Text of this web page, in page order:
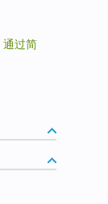
通过简